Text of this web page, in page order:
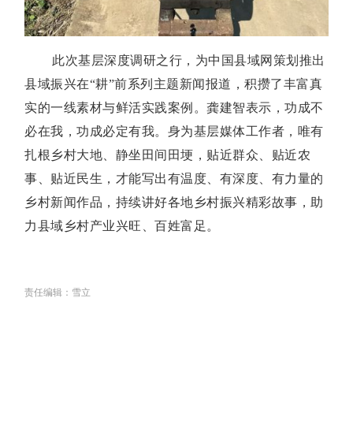
此次基层深度调研之行，为中国县域网策划推出
县域振兴在“耕”前系列主题新闻报道，积攒了丰富真
实的一线素材与鲜活实践案例。龚建智表示，功成不
必在我，功成必定有我。身为基层媒体工作者，唯有
扎根乡村大地、静坐田间田埂，贴近群众、贴近农
事、贴近民生，才能写出有温度、有深度、有力量的
乡村新闻作品，持续讲好各地乡村振兴精彩故事，助
力县域乡村产业兴旺、百姓富足。
责任编辑：雪立